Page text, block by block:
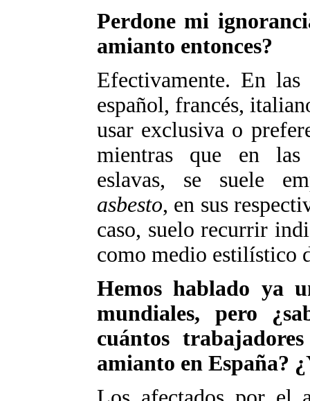
Perdone mi
amianto entonces?
Efectivamente. En
español, francés,
usar exclusiva o
mientras que en las
eslavas, se suele
asbesto, en sus
caso, suelo recurrir
como medio estilístico
Hemos hablado ya
mundiales, pero
cuántos
amianto en España?